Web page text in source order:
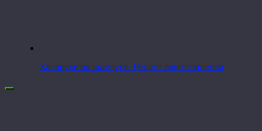
Хачапури на шампуре. Рецепт приготовления